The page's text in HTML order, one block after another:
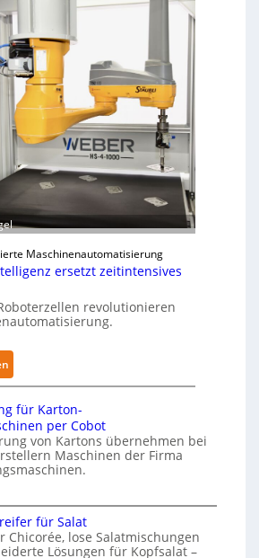
z
e
r
f
ü
r
P
h
s
i
c
a
A
o
t
s
t
d
K
a
n
k
e
h
a
u
t
e
p
a
e
r
u
e
n
A
u
w
i
u
g
e
n
v
n
P
h
Maschinenautomatisierung
ersetzt zeitintensives
revolutionieren
K
n
s
t
l
c
h
e
für Karton-
per Cobot
von Kartons übernehmen bei
Maschinen der Firma
für Salat
Chicorée, lose Salatmischungen
Lösungen für Kopfsalat –